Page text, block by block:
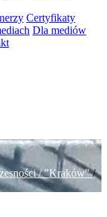
Certyfikaty
Dla mediów
/"Kraków"/